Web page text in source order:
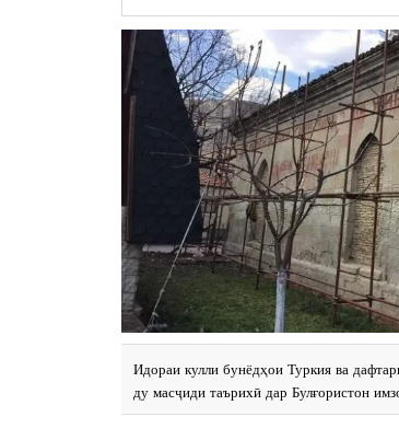
Идораи кулли бунёдҳои Туркия ва
ду масҷиди таърихӣ дар Булғористон